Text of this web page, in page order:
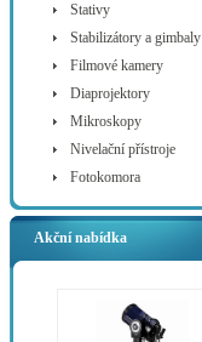
Stativy
Stabilizátory a gimbaly
Filmové kamery
Diaprojektory
Mikroskopy
Nivelační přístroje
Fotokomora
Akční nabídka